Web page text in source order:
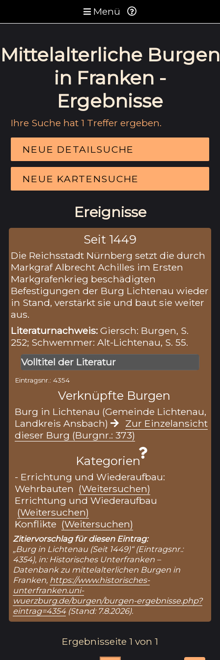
Menü
Mittelalterliche Burgen
in Franken -
Ergebnisse
Ihre Suche hat 1 Treffer ergeben.
NEUE DETAILSUCHE
NEUE KARTENSUCHE
Ereignisse
Seit 1449
Die Reichsstadt Nürnberg setzt die durch
Markgraf Albrecht Achilles im Ersten
Markgrafenkrieg beschädigten
Befestigungen der Burg Lichtenau wieder
in Stand, verstärkt sie und baut sie weiter
aus.
Literaturnachweis:Giersch: Burgen, S.
252; Schwemmer: Alt-Lichtenau, S. 55.
Volltitel der Literatur
Eintragsnr.: 4354
Verknüpfte Burgen
Burg in Lichtenau (Gemeinde Lichtenau,
Landkreis Ansbach)
Zur Einzelansicht
dieser Burg (Burgnr.: 373)
Kategorien
- Errichtung und Wiederaufbau:
Wehrbauten (Weitersuchen)
Errichtung und Wiederaufbau
(Weitersuchen)
Konflikte (Weitersuchen)
Zitiervorschlag für diesen Eintrag:
„Burg in Lichtenau (Seit 1449)“ (Eintragsnr.:
4354), in: Historisches Unterfranken –
Datenbank zu mittelalterlichen Burgen in
Franken, https://www.historisches-
unterfranken.uni-
wuerzburg.de/burgen/burgen-ergebnisse.php?
eintrag=4354(Stand: 7.8.2026).
Ergebnisseite 1 von 1